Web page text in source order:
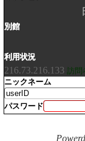
別館
利用状況
216.73.216.133 訪問
ニックネーム
パスワード